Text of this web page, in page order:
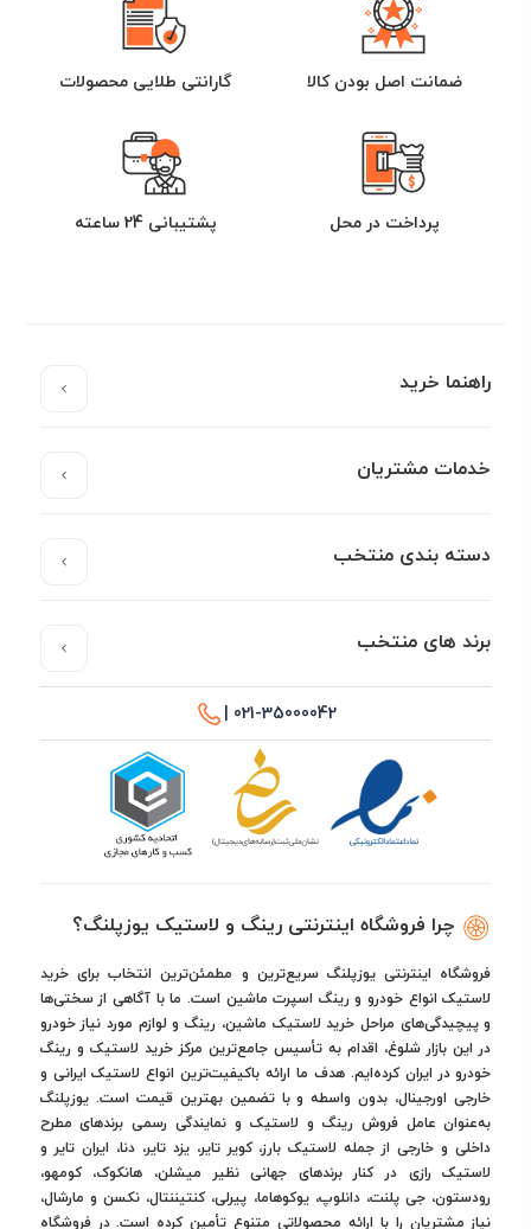
ضمانت اصل بودن کالا گارانتی طلایی محصولات
پرداخت در محل پشتیبانی 24 ساعته
راهنما خرید
خدمات مشتریان
دسته بندی منتخب
برند های منتخب
021-35000042 |
چرا فروشگاه اینترنتی رینگ و لاستیک یوزپلنگ؟
فروشگاه اینترنتی یوزپلنگ سریع‌ترین و مطمئن‌ترین انتخاب برای خرید
لاستیک انواع خودرو و رینگ اسپرت ماشین است. ما با آگاهی از سختی‌ها
و پیچیدگی‌های مراحل خرید لاستیک ماشین، رینگ و لوازم مورد نیاز خودرو
در این بازار شلوغ، اقدام به تأسیس جامع‌ترین مرکز خرید لاستیک و رینگ
خودرو در ایران کرده‌ایم. هدف ما ارائه باکیفیت‌ترین انواع لاستیک ایرانی و
خارجی اورجینال، بدون واسطه و با تضمین بهترین قیمت است. یوزپلنگ
به‌عنوان عامل فروش رینگ و لاستیک و نمایندگی رسمی برندهای مطرح
داخلی و خارجی از جمله لاستیک بارز، کویر تایر، یزد تایر، دنا، ایران تایر و
لاستیک رازی در کنار برندهای جهانی نظیر میشلن، هانکوک، کومهو،
رودستون، جی پلنت، دانلوپ، یوکوهاما، پیرلی، کنتیننتال، نکسن و مارشال،
نیاز مشتریان را با ارائه محصولاتی متنوع تأمین کرده است. در فروشگاه